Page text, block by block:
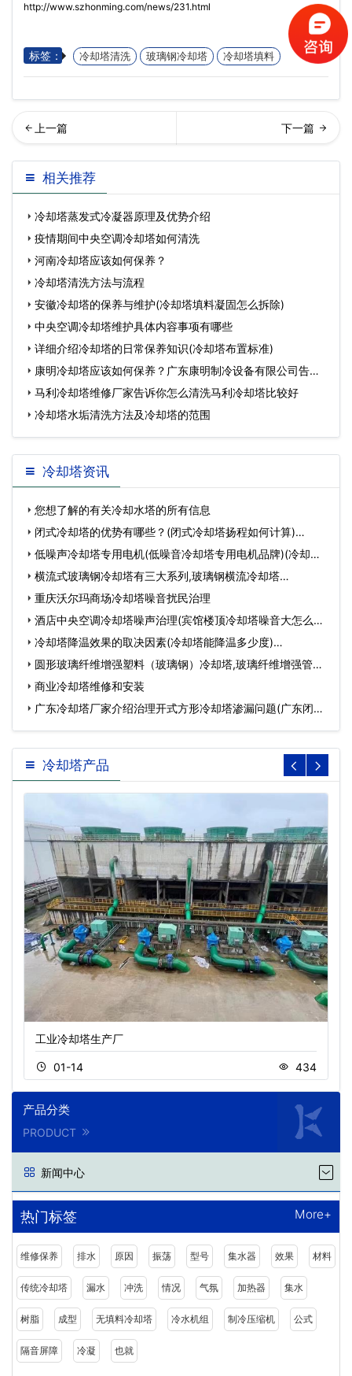
http://www.szhonming.com/news/231.html
标签： 冷却塔清洗 玻璃钢冷却塔 冷却塔填料
央空调维修的几大误区,中央
空调维修麻烦吗…
却塔安装流程,冷却塔安装过
程中的注意事项
相关推荐
冷却塔蒸发式冷凝器原理及优势介绍
疫情期间中央空调冷却塔如何清洗
河南冷却塔应该如何保养？
冷却塔清洗方法与流程
安徽冷却塔的保养与维护(冷却塔填料凝固怎么拆除)
中央空调冷却塔维护具体内容事项有哪些
详细介绍冷却塔的日常保养知识(冷却塔布置标准)
康明冷却塔应该如何保养？广东康明制冷设备有限公司告诉
您(潮
马利冷却塔维修厂家告诉你怎么清洗马利冷却塔比较好
冷却塔水垢清洗方法及冷却塔的范围
冷却塔资讯
您想了解的有关冷却水塔的所有信息
闭式冷却塔的优势有哪些？(闭式冷却塔扬程如何计算)…
低噪声冷却塔专用电机(低噪音冷却塔专用电机品牌)(冷却塔
专…横流式玻璃钢冷却塔有三大系列,玻璃钢横流冷却塔…
重庆沃尔玛商场冷却塔噪音扰民治理
酒店中央空调冷却塔噪声治理(宾馆楼顶冷却塔噪音大怎么办)
(…冷却塔降温效果的取决因素(冷却塔能降温多少度)…
圆形玻璃纤维增强塑料（玻璃钢）冷却塔,玻璃纤维增强管…
商业冷却塔维修和安装
广东冷却塔厂家介绍治理开式方形冷却塔渗漏问题(广东闭式
冷…
冷却塔产品
工业冷却塔生产厂
01-14 434
产品分类
PRODUCT
新闻中心
热门标签 More+
维修保养 排水 原因 振荡 型号 集水器 效果 材料
传统冷却塔 漏水 冲洗 情况 气氛 加热器 集水
树脂 成型 无填料冷却塔 冷水机组 制冷压缩机 公式
隔音屏障 冷凝 也就